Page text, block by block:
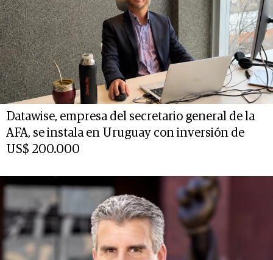
Datawise, empresa del secretario general de la
AFA, se instala en Uruguay con inversión de
US$ 200.000